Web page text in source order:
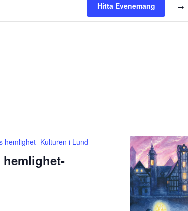
Hitta Evenemang
hemlighet- Kulturen i Lund